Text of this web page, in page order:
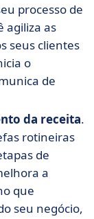
processo de
agiliza as
seus clientes
o
de
da receita.
rotineiras
de
a
que
seu negócio,